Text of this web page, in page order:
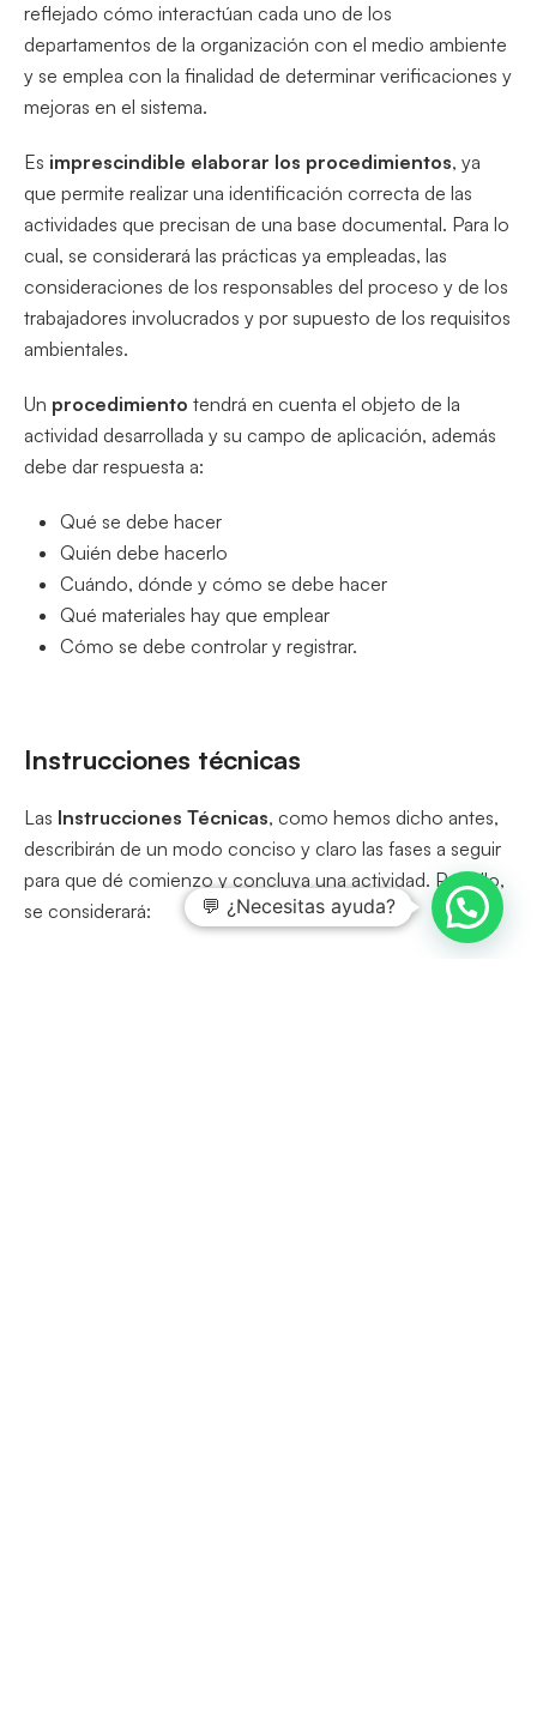
reflejado cómo interactúan cada uno de los
departamentos de la organización con el medio ambiente
y se emplea con la finalidad de determinar verificaciones y
mejoras en el sistema.
Es imprescindible elaborar los procedimientos, ya
que permite realizar una identificación correcta de las
actividades que precisan de una base documental. Para lo
cual, se considerará las prácticas ya empleadas, las
consideraciones de los responsables del proceso y de los
trabajadores involucrados y por supuesto de los requisitos
ambientales.
Un procedimiento tendrá en cuenta el objeto de la
actividad desarrollada y su campo de aplicación, además
debe dar respuesta a:
Qué se debe hacer
Quién debe hacerlo
Cuándo, dónde y cómo se debe hacer
Qué materiales hay que emplear
Cómo se debe controlar y registrar.
Instrucciones técnicas
Las Instrucciones Técnicas, como hemos dicho antes,
describirán de un modo conciso y claro las fases a seguir
para que dé comienzo y concluya una actividad. Por ello,
se considerará:
💬 ¿Necesitas ayuda?